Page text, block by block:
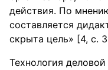
действия. По
составляется
скрыта цель» [4, с.
Технология